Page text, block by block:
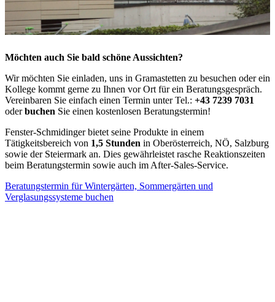
Möchten auch Sie bald schöne Aussichten?
Wir möchten Sie einladen, uns in Gramastetten zu besuchen oder ein
Kollege kommt gerne zu Ihnen vor Ort für ein Beratungsgespräch.
Vereinbaren Sie einfach einen Termin unter Tel.: +43 7239 7031
oderbuchen Sie einen kostenlosen Beratungstermin!
Fenster-Schmidinger bietet seine Produkte in einem
Tätigkeitsbereich von 1,5 Stunden in Oberösterreich, NÖ, Salzburg
sowie der Steiermark an. Dies gewährleistet rasche Reaktionszeiten
beim Beratungstermin sowie auch im After-Sales-Service.
Beratungstermin für Wintergärten, Sommergärten und
Verglasungssysteme buchen